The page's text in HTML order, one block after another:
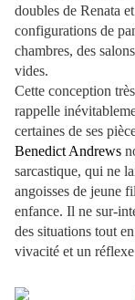
doubles de Renata
configurations de
chambres, des
vides.
Cette conception
rappelle
certaines de ses
Benedict Andrews
sarcastique, qui ne
angoisses de jeune
enfance. Il ne sur-
des situations tout
vivacité et un